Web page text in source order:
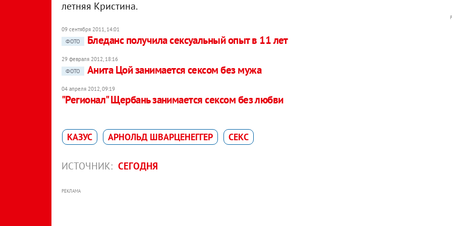
летняя Кристина.
09 сентября 2011, 14:01
ФОТО
Бледанс получила сексуальный опыт в 11 лет
29 февраля 2012, 18:16
ФОТО
Анита Цой занимается сексом без мужа
04 апреля 2012, 09:19
"Регионал" Щербань занимается сексом без любви
КАЗУС АРНОЛЬД ШВАРЦЕНЕГГЕР СЕКС
ИСТОЧНИК: СЕГОДНЯ
РЕКЛАМА